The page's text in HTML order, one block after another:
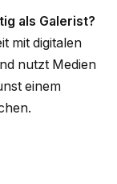
als Galerist?
mit digitalen
nutzt Medien
einem